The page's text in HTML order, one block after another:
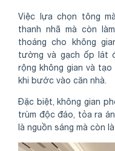
Việc lựa chọn tông
thanh nhã mà còn
thoáng cho không
tường và gạch ốp lát
rộng không gian và
khi bước vào căn nhà.
Đặc biệt, không gian
trùm độc đáo, tỏa ra
là nguồn sáng mà còn